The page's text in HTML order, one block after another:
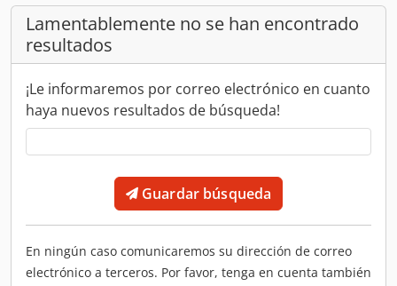
Lamentablemente no se han encontrado
resultados
¡Le informaremos por correo electrónico en cuanto
haya nuevos resultados de búsqueda!
Guardar búsqueda
En ningún caso comunicaremos su dirección de correo
electrónico a terceros. Por favor, tenga en cuenta también